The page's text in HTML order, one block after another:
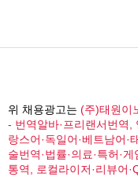
위 채용광고는 (주)태원이
- 번역알바·프리랜서번역,
랑스어·독일어·베트남어·
술번역·법률·의료·특허·
통역, 로컬라이저·리뷰어